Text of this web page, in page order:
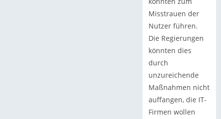
Misstrauen der
Nutzer führen.
Die Regierungen
könnten dies
durch
unzureichende
Maßnahmen nicht
auffangen, die IT-
Firmen wollen